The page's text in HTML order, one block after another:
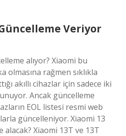
Veriyor
alıyor? Xiaomi bu
rağmen sıklıkla
akıllı cihazlar için sadece iki
Ancak güncelleme
EOL listesi resmi web
güncelleniyor. Xiaomi 13
alacak? Xiaomi 13T ve 13T